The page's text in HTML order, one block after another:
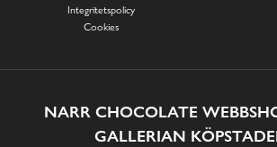
Integritetspolicy
Cookies
NARR CHOCOLATE
GALLERIAN